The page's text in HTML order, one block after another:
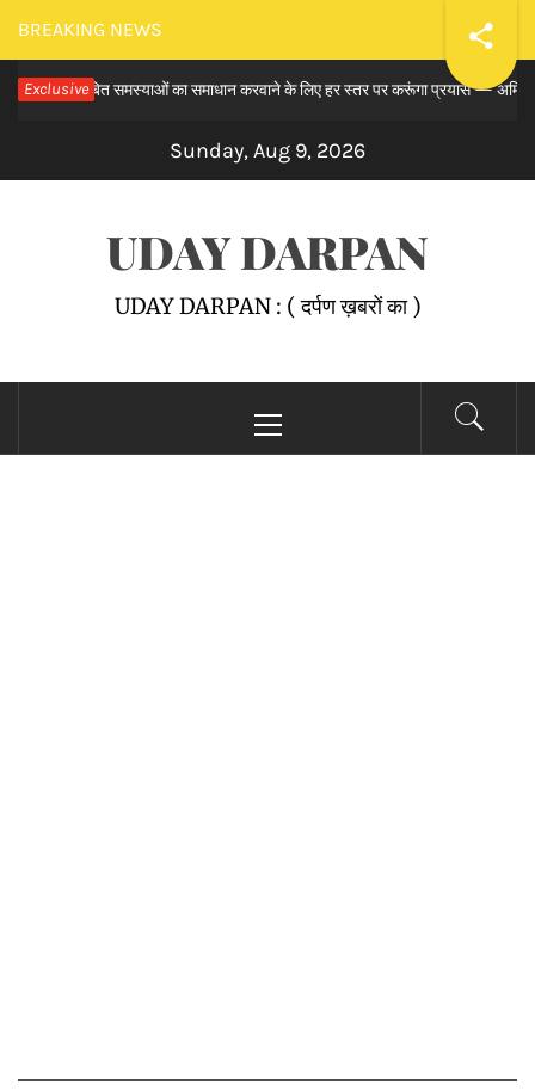
Skip
to
content
BREAKING NEWS
Exclusive
लंबित समस्याओं का समाधान करवाने के लिए हर स्तर पर करूंगा प्रयास — अमित तनेजा
Sunday, Aug 9, 2026
UDAY DARPAN
UDAY DARPAN : ( दर्पण ख़बरों का )
Menu